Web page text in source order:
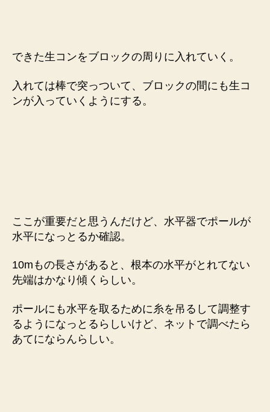
できた生コンをブロックの周りに入れていく。
入れては棒で突っついて、ブロックの間にも生コ
ンが入っていくようにする。
ここが重要だと思うんだけど、水平器でポールが
水平になっとるか確認。
10mもの長さがあると、根本の水平がとれてない
先端はかなり傾くらしい。
ポールにも水平を取るために糸を吊るして調整す
るようになっとるらしいけど、ネットで調べたら
あてにならんらしい。